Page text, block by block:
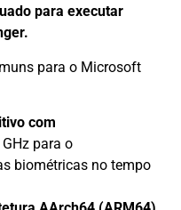
para executar
para o Microsoft
com
para o
biométricas no tempo